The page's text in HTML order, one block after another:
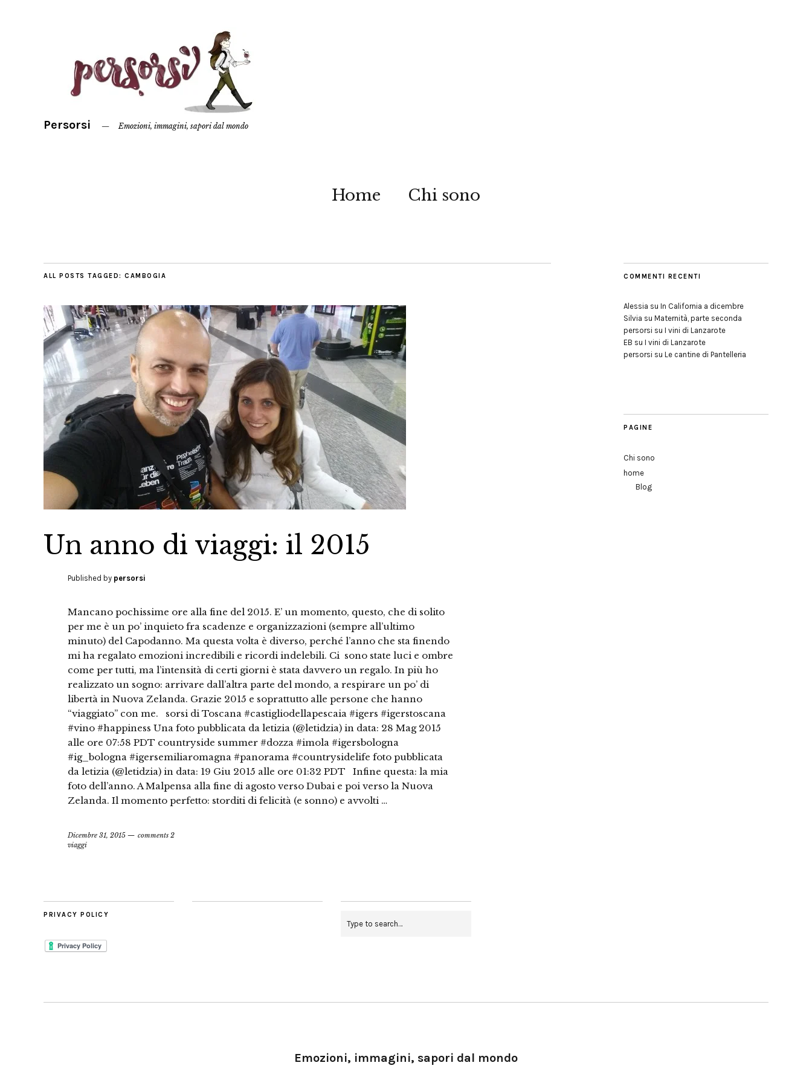
Persorsi Emozioni, immagini, sapori dal mondo
Home Chi sono
ALL POSTS TAGGED: CAMBOGIA
Un anno di viaggi: il 2015
Published by persorsi
Mancano pochissime ore alla fine del 2015. E’ un momento, questo, che di solito
per me è un po’ inquieto fra scadenze e organizzazioni (sempre all’ultimo
minuto) del Capodanno. Ma questa volta è diverso, perché l’anno che sta finendo
mi ha regalato emozioni incredibili e ricordi indelebili. Ci sono state luci e ombre
come per tutti, ma l’intensità di certi giorni è stata davvero un regalo. In più ho
realizzato un sogno: arrivare dall’altra parte del mondo, a respirare un po’ di
libertà in Nuova Zelanda. Grazie 2015 e soprattutto alle persone che hanno
“viaggiato” con me. sorsi di Toscana #castigliodellapescaia #igers #igerstoscana
#vino #happiness Una foto pubblicata da letizia (@letidzia) in data: 28 Mag 2015
alle ore 07:58 PDT countryside summer #dozza #imola #igersbologna
#ig_bologna #igersemiliaromagna #panorama #countrysidelife foto pubblicata
da letizia (@letidzia) in data: 19 Giu 2015 alle ore 01:32 PDT Infine questa: la mia
foto dell’anno. A Malpensa alla fine di agosto verso Dubai e poi verso la Nuova
Zelanda. Il momento perfetto: storditi di felicità (e sonno) e avvolti …
Dicembre 31, 2015
comments 2
viaggi
COMMENTI RECENTI
Alessia su In California a dicembre
Silvia su Maternità, parte seconda
persorsi su I vini di Lanzarote
EB su I vini di Lanzarote
persorsi su Le cantine di Pantelleria
PAGINE
Chi sono
home
Blog
PRIVACY POLICY
Emozioni, immagini, sapori dal mondo